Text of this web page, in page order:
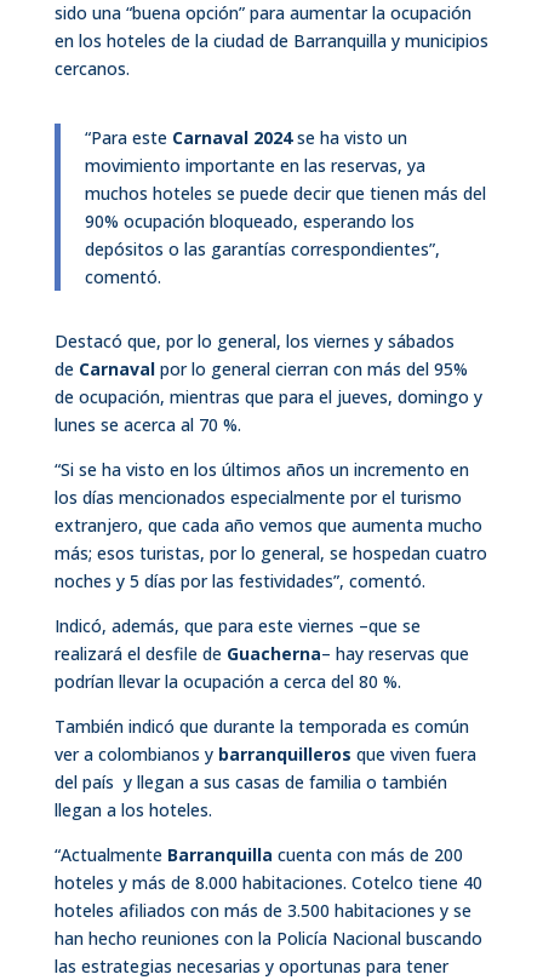
sido una “buena opción” para aumentar la ocupación
en los hoteles de la ciudad de Barranquilla y municipios
cercanos.
“Para este Carnaval 2024se ha visto un
movimiento importante en las reservas, ya
muchos hoteles se puede decir que tienen más del
90% ocupación bloqueado, esperando los
depósitos o las garantías correspondientes”,
comentó.
Destacó que, por lo general, los viernes y sábados
de Carnaval por lo general cierran con más del 95%
de ocupación, mientras que para el jueves, domingo y
lunes se acerca al 70 %.
“Si se ha visto en los últimos años un incremento en
los días mencionados especialmente por el turismo
extranjero, que cada año vemos que aumenta mucho
más; esos turistas, por lo general, se hospedan cuatro
noches y 5 días por las festividades”, comentó.
Indicó, además, que para este viernes –que se
realizará el desfile de Guacherna– hay reservas que
podrían llevar la ocupación a cerca del 80 %.
También indicó que durante la temporada es común
ver a colombianos y barranquilleros que viven fuera
del país y llegan a sus casas de familia o también
llegan a los hoteles.
“Actualmente Barranquilla cuenta con más de 200
hoteles y más de 8.000 habitaciones. Cotelco tiene 40
hoteles afiliados con más de 3.500 habitaciones y se
han hecho reuniones con la Policía Nacional buscando
las estrategias necesarias y oportunas para tener